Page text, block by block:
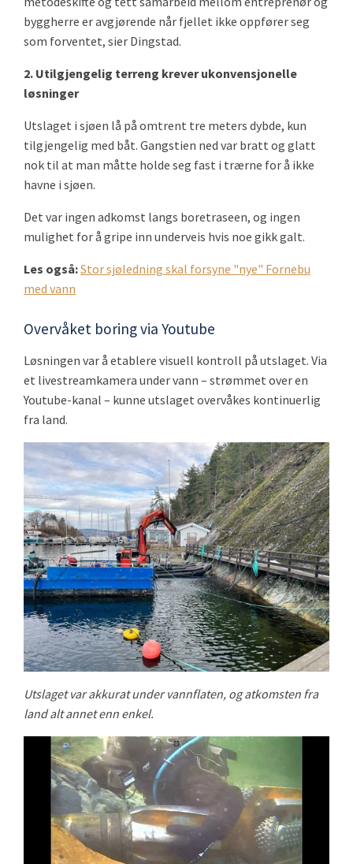
byggherre er avgjørende når fjellet ikke oppfører seg
som forventet, sier Dingstad.
2. Utilgjengelig terreng krever ukonvensjonelle
løsninger
Utslaget i sjøen lå på omtrent tre meters dybde, kun
tilgjengelig med båt. Gangstien ned var bratt og glatt
nok til at man måtte holde seg fast i trærne for å ikke
havne i sjøen.
Det var ingen adkomst langs boretraseen, og ingen
mulighet for å gripe inn underveis hvis noe gikk galt.
Les også:Stor sjøledning skal forsyne "nye" Fornebu
med vann
Overvåket boring via Youtube
Løsningen var å etablere visuell kontroll på utslaget. Via
et livestreamkamera under vann – strømmet over en
Youtube-kanal – kunne utslaget overvåkes kontinuerlig
fra land.
Utslaget var akkurat under vannflaten, og atkomsten fra
land alt annet enn enkel.